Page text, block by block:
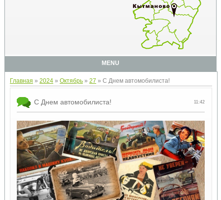
MENU
Главная » 2024 » Октябрь » 27 » С Днем автомобилиста!
11:42
С Днем автомобилиста!